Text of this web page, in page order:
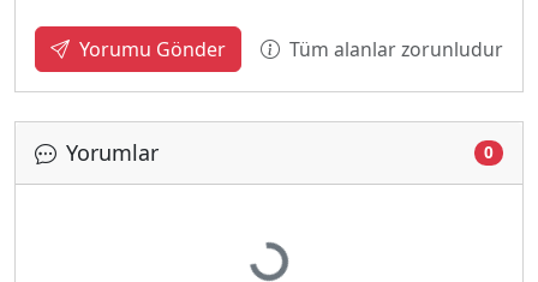
Yorumu Gönder Tüm alanlar zorunludur
Yorumlar 0
Yükleniyor...